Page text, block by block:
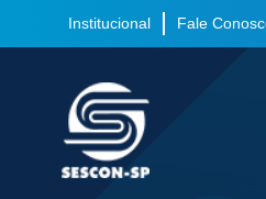
Institucional Fale